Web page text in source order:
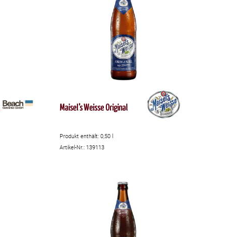
Maisel’s Weisse Original
Produkt enthält: 0,50
Artikel-Nr.: 139113